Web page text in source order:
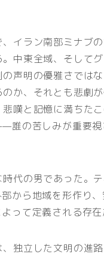
イラン南部ミナブ
中東全域、そして
声明の優雅さでは
か、それとも悲劇
悲嘆と記憶に満ちた
誰の苦しみが重要
代の男であった。
から地域を形作り
って定義される存在
独立した文明の進